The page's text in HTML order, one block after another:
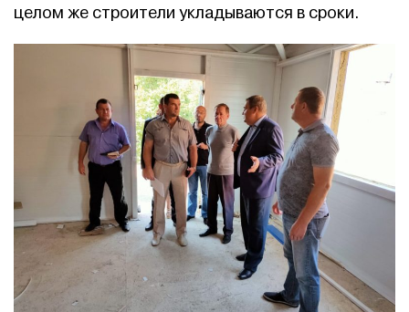
целом же строители укладываются в сроки.